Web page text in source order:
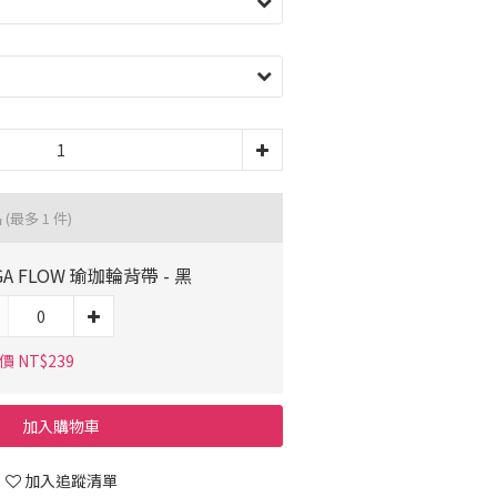
(最多 1 件)
FLOW 瑜珈輪背帶 - 黑
NT$239
加入購物車
加入追蹤清單